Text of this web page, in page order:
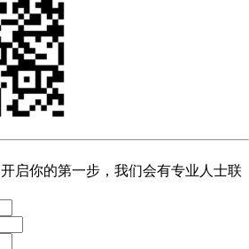
开启你的第一步，我们会有专业人士联